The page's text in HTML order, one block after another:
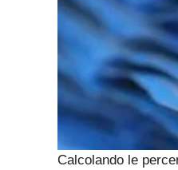
Calcolando le